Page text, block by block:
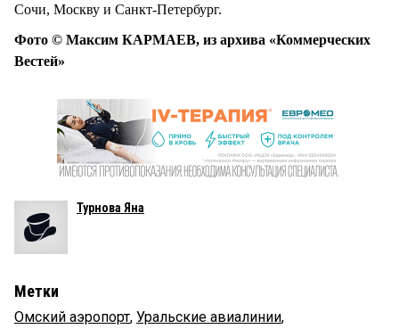
Сочи, Москву и Санкт-Петербург.
Фото © Максим КАРМАЕВ, из архива «Коммерческих
Вестей»
Турнова Яна
Метки
Омский аэропорт, Уральские авиалинии,